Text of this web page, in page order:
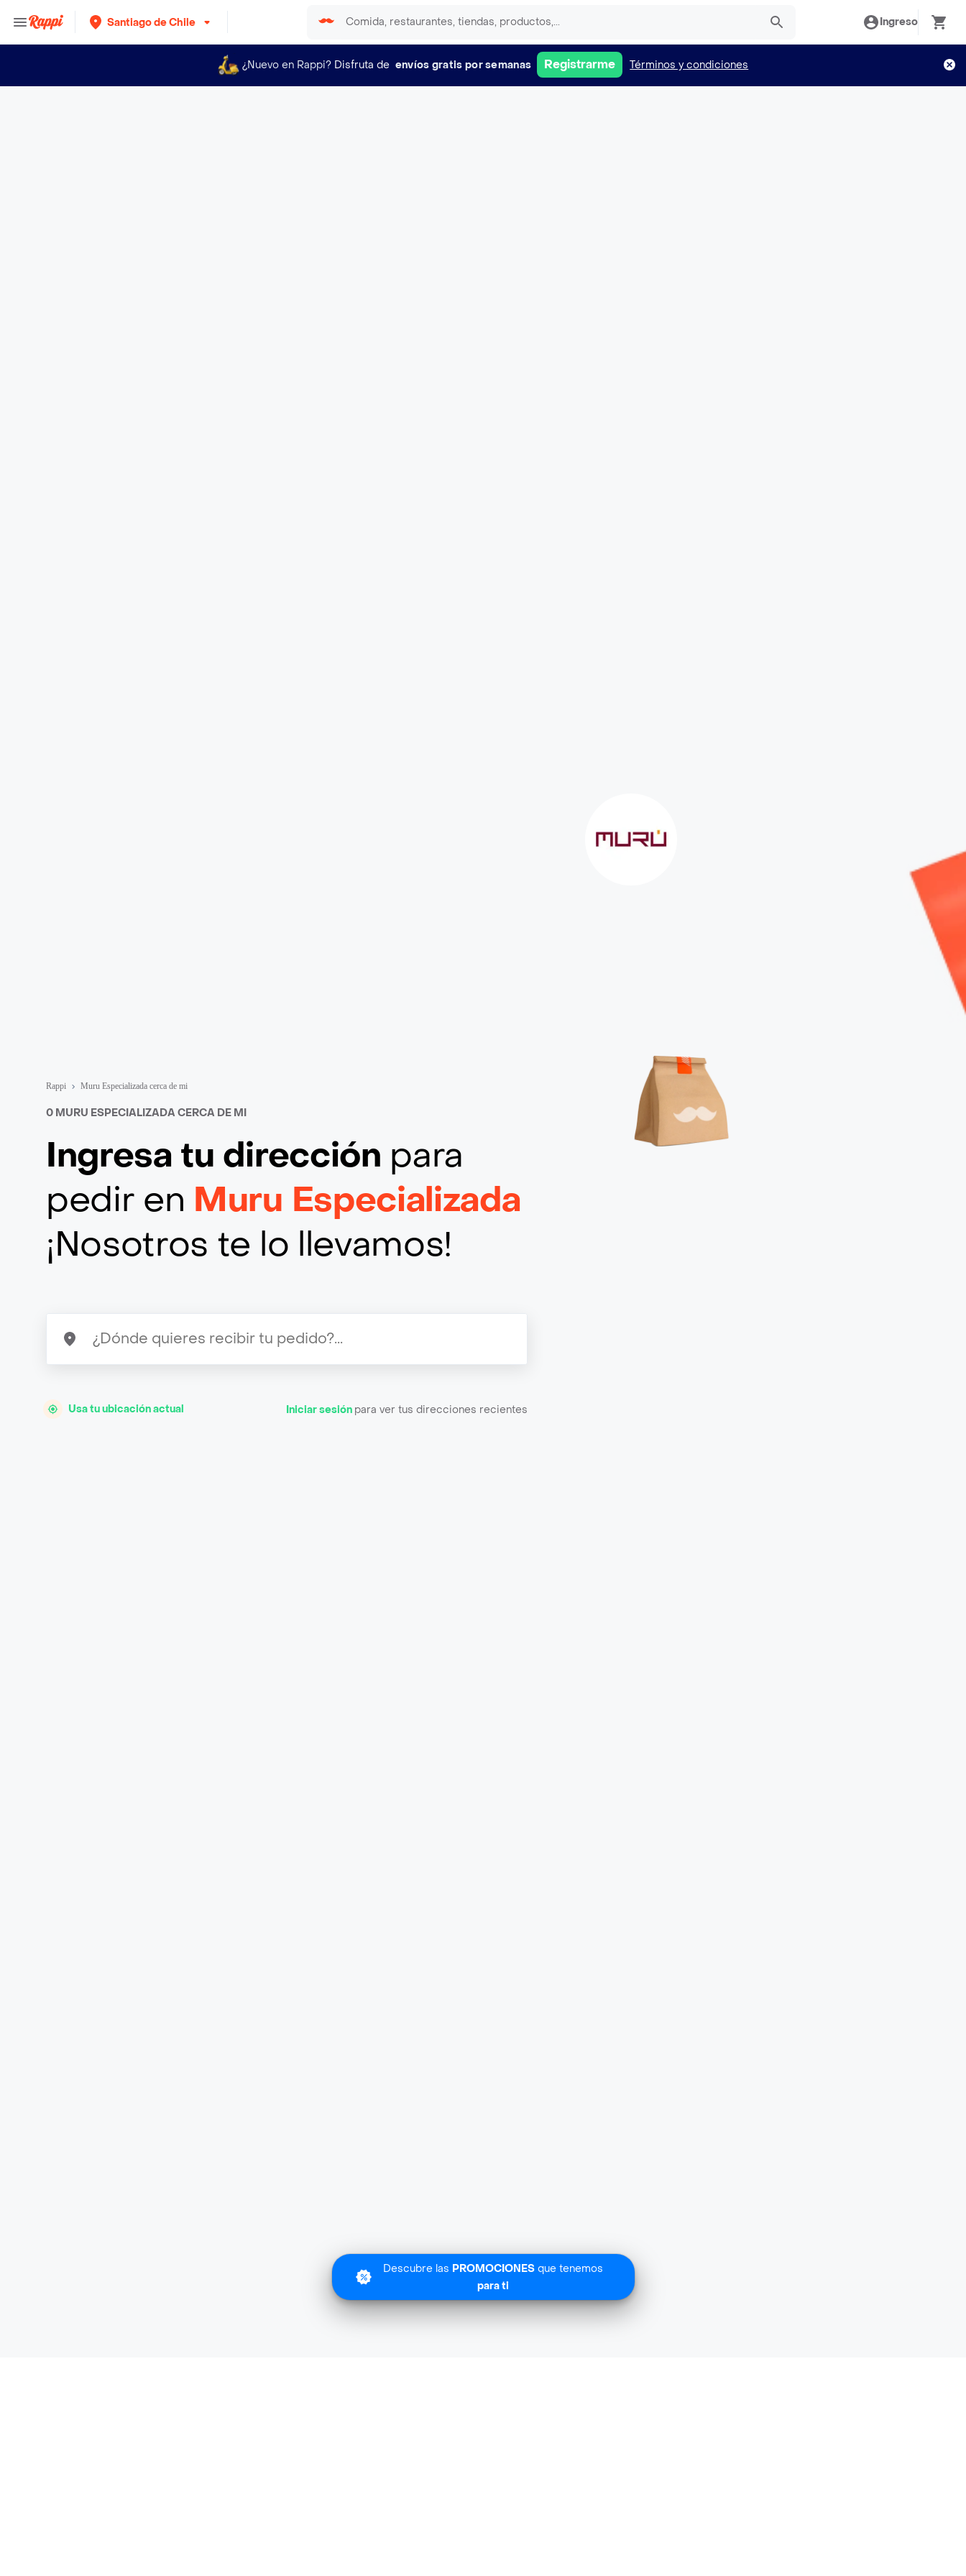
Santiago de Chile Ingreso
Descubre las PROMOCIONES que tenemos
para ti
¿Nuevo en Rappi? Disfruta de envíos gratis por semanas Registrarme Términos y condiciones
Rappi Muru Especializada cerca de mi
0 MURU ESPECIALIZADA CERCA DE MI
Ingresa tu dirección para
pedir en Muru Especializada
¡Nosotros te lo llevamos!
Usa tu ubicación actual Iniciar sesión para ver tus direcciones recientes